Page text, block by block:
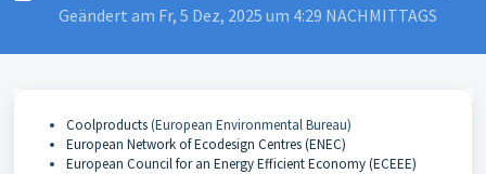
Geändert am Fr, 5 Dez, 2025 um 4:29 NACHMITTAGS
Coolproducts(European Environmental Bureau)
European Network of Ecodesign Centres (ENEC)
European Council for an Energy Efficient Economy (ECEEE)